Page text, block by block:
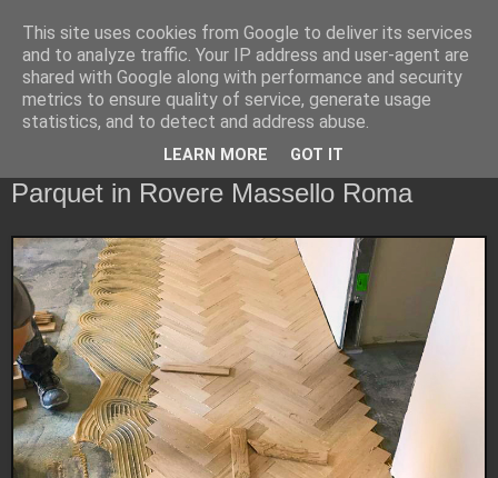
PARQUET ROMA - Il
Parquet a Roma
Parquet in Rovere Massello Roma
This site uses cookies from Google to deliver its services
and to analyze traffic. Your IP address and user-agent are
shared with Google along with performance and security
metrics to ensure quality of service, generate usage
statistics, and to detect and address abuse.
LEARN MORE GOT IT